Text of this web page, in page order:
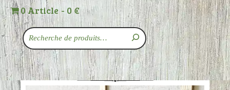
0 Article 0 €
Recherche